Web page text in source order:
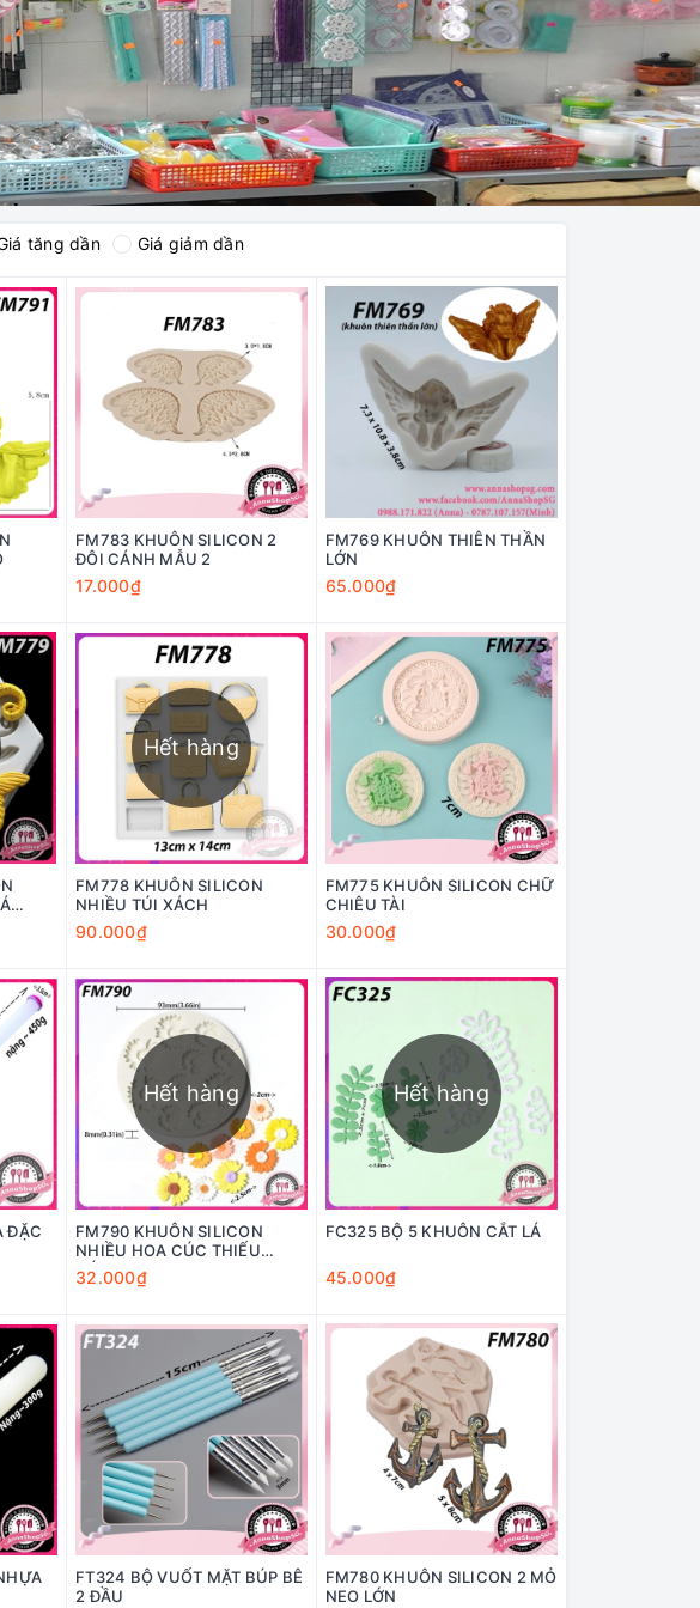
tăng dần Giá giảm dần
FM783 KHUÔN SILICON 2
ĐÔI CÁNH MẪU 2
17.000₫
FM769 KHUÔN THIÊN THẦN
LỚN
65.000₫
Hết hàng
FM778 KHUÔN SILICON
NHIỀU TÚI XÁCH
90.000₫
FM775 KHUÔN SILICON CHỮ
CHIÊU TÀI
30.000₫
ĐẶC
Hết hàng
FM790 KHUÔN SILICON
NHIỀU HOA CÚC THIẾU
CÁNH
32.000₫
Hết hàng
FC325 BỘ 5 KHUÔN CẮT LÁ
45.000₫
FT324 BỘ VUỐT MẶT BÚP BÊ
2 ĐẦU
FM780 KHUÔN SILICON 2 MỎ
NEO LỚN